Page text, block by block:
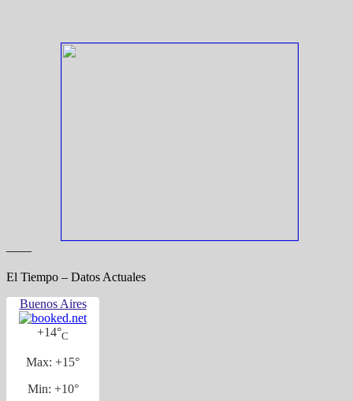
——
El Tiempo – Datos Actuales
Buenos Aires
+14°C
Max: +15°
Min: +10°